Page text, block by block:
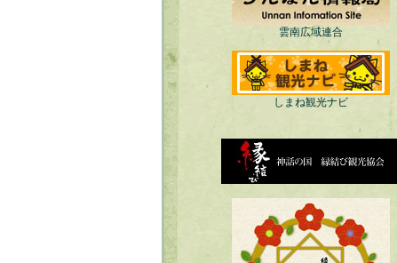
雲南広域連合
しまね観光ナビ